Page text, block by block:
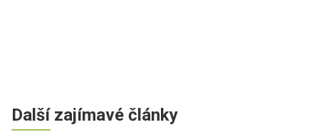
Další zajímavé články